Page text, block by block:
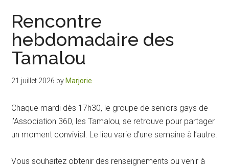
Rencontre
hebdomadaire des
Tamalou
21 juillet 2026 by Marjorie
Chaque mardi dès 17h30, le groupe de seniors gays de
l’Association 360, les Tamalou, se retrouve pour partager
un moment convivial. Le lieu varie d’une semaine à l’autre.
Vous souhaitez obtenir des renseignements ou venir à